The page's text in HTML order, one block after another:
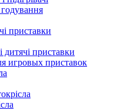
приставки
дитячі приставки
игровых приставок